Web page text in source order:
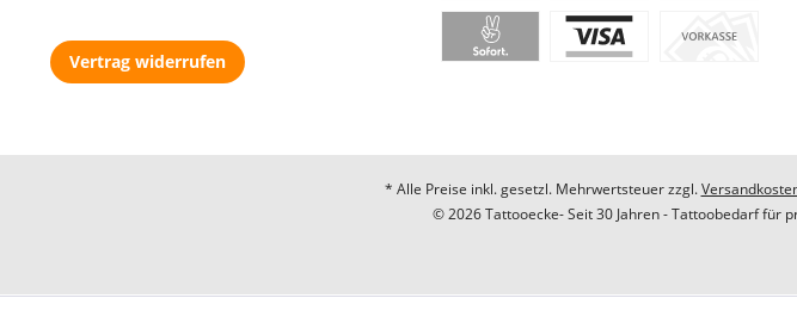
Vertrag widerrufen
* Alle Preise inkl. gesetzl. Mehrwertsteuer zzgl.
© 2026 Tattooecke- Seit 30 Jahren - Tattoobedarf für